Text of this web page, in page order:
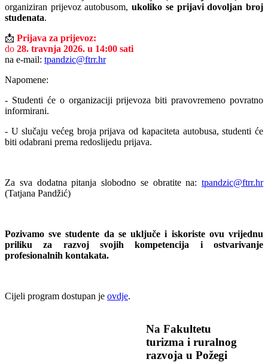
organiziran prijevoz autobusom,ukoliko se prijavi dovoljan broj
studenata.
📩 Prijava za prijevoz:
do 28. travnja 2026. u 14:00 sati
na e-mail: tpandzic@ftrr.hr
Napomene:
- Studenti će o organizaciji prijevoza biti pravovremeno povratno
informirani.
- U slučaju većeg broja prijava od kapaciteta autobusa, studenti će
biti odabrani prema redoslijedu prijava.
Za sva dodatna pitanja slobodno se obratite na: tpandzic@ftrr.hr
(Tatjana Pandžić)
Pozivamo sve studente da se uključe i iskoriste ovu vrijednu
priliku za razvoj svojih kompetencija i
ostvarivanje
profesionalnih kontakata.
Cijeli program dostupan je ovdje.
Na Fakultetu
turizma i ruralnog
razvoja u Požegi